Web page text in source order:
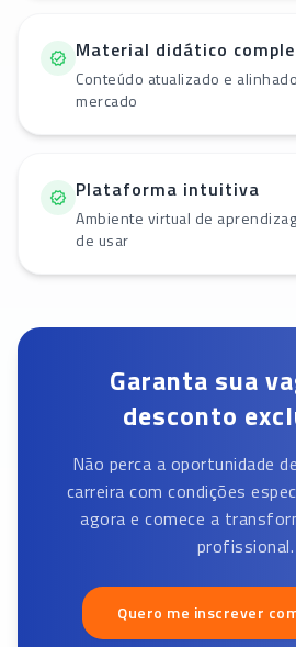
Material didático
Conteúdo atualizado e
mercado
Plataforma intuitiva
Ambiente virtual de
de usar
Garanta sua
desconto
Não perca a oportunidade
carreira com condições
agora e comece a
profissional.
Quero me inscrever